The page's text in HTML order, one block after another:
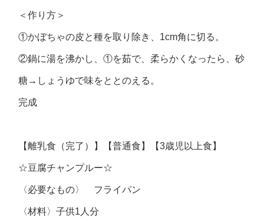
＜作り方＞
①かぼちゃの皮と種を取り除き、1cm角に切る。
②鍋に湯を沸かし、①を茹で、柔らかくなったら、砂
糖→しょうゆで味をととのえる。
完成
【離乳食（完了）】【普通食】【3歳児以上食】
☆豆腐チャンプルー☆
〈必要なもの〉 フライパン
〈材料〉子供1人分